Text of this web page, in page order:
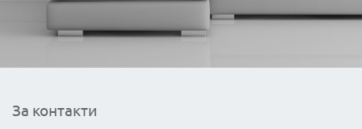
За контакти